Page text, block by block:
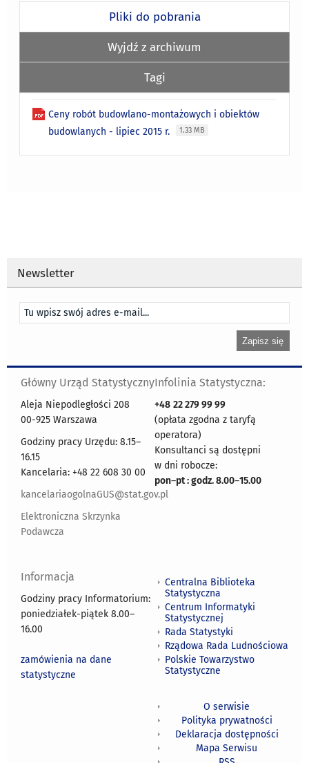
Pliki do pobrania
Wyjdź z archiwum
Tagi
Ceny robót budowlano-montażowych i obiektów
budowlanych - lipiec 2015 r.
1.33 MB
Newsletter
Główny Urząd Statystyczny
Aleja Niepodległości 208
00-925 Warszawa
Godziny pracy Urzędu: 8.15–
16.15
Kancelaria: +48 22 608 30 00
kancelariaogolnaGUS@stat.gov.pl
Elektroniczna Skrzynka
Podawcza
Infolinia Statystyczna:
+48 22 279 99 99
(opłata zgodna z taryfą
operatora)
Konsultanci są dostępni
w dni robocze:
pon–pt : godz. 8.00–15.00
Informacja
Godziny pracy Informatorium:
poniedziałek-piątek 8.00–
16.00
zamówienia na dane
statystyczne
Centralna Biblioteka
Statystyczna
Centrum Informatyki
Statystycznej
Rada Statystyki
Rządowa Rada Ludnościowa
Polskie Towarzystwo
Statystyczne
O serwisie
Polityka prywatności
Deklaracja dostępności
Mapa Serwisu